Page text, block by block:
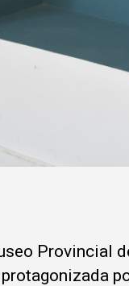
Provincial